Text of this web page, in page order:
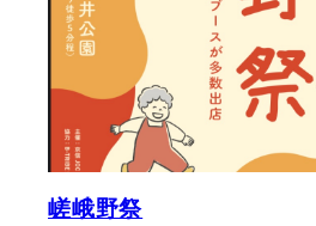
嵯峨野祭